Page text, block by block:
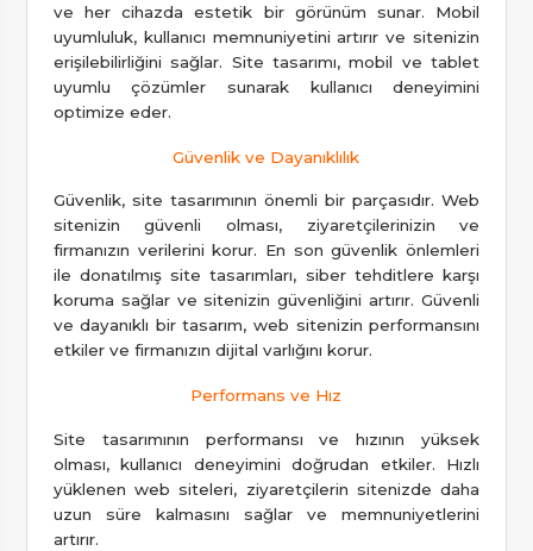
ve her cihazda estetik bir görünüm sunar. Mobil
uyumluluk, kullanıcı memnuniyetini artırır ve sitenizin
erişilebilirliğini sağlar. Site tasarımı, mobil ve tablet
uyumlu çözümler sunarak kullanıcı deneyimini
optimize eder.
Güvenlik ve Dayanıklılık
Güvenlik, site tasarımının önemli bir parçasıdır. Web
sitenizin güvenli olması, ziyaretçilerinizin ve
firmanızın verilerini korur. En son güvenlik önlemleri
ile donatılmış site tasarımları, siber tehditlere karşı
koruma sağlar ve sitenizin güvenliğini artırır. Güvenli
ve dayanıklı bir tasarım, web sitenizin performansını
etkiler ve firmanızın dijital varlığını korur.
Performans ve Hız
Site tasarımının performansı ve hızının yüksek
olması, kullanıcı deneyimini doğrudan etkiler. Hızlı
yüklenen web siteleri, ziyaretçilerin sitenizde daha
uzun süre kalmasını sağlar ve memnuniyetlerini
artırır.